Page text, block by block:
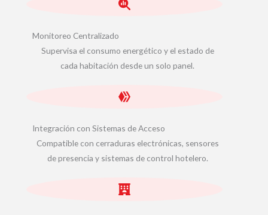
Monitoreo Centralizado
Supervisa el consumo energético y el estado de
cada habitación desde un solo panel.
Integración con Sistemas de Acceso
Compatible con cerraduras electrónicas, sensores
de presencia y sistemas de control hotelero.